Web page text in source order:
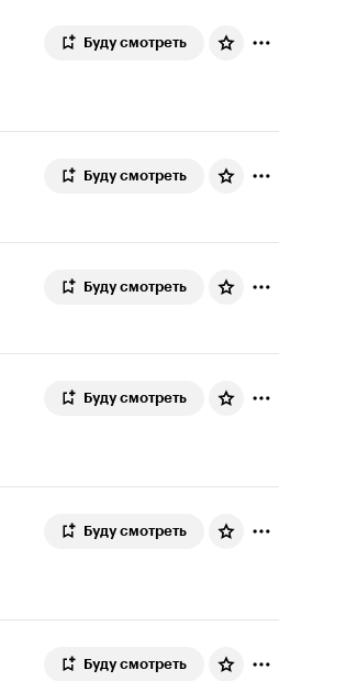
Буду смотреть
Буду смотреть
Буду смотреть
Буду смотреть
Буду смотреть
Буду смотреть